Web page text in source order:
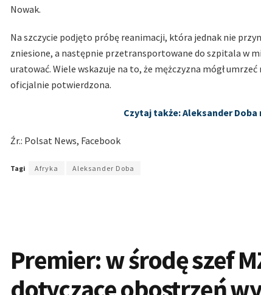
Nowak.
Na szczycie podjęto próbę reanimacji, która jednak nie
zniesione, a następnie przetransportowane do szpitala w
uratować. Wiele wskazuje na to, że mężczyzna mógł
oficjalnie potwierdzona.
Czytaj także: Aleksander Doba
Źr.: Polsat News, Facebook
Tagi Afryka Aleksander Doba
Premier: w środę szef